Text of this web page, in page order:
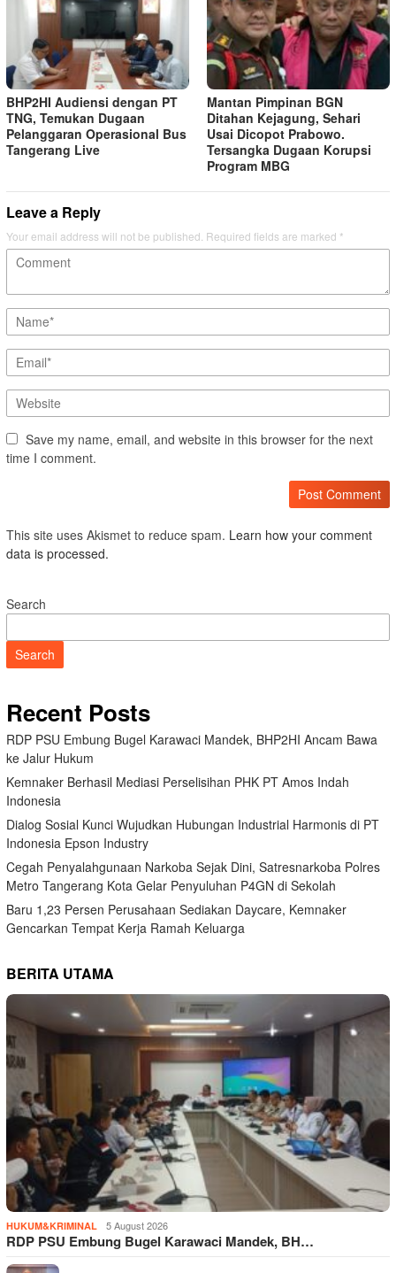
BHP2HI Audiensi dengan PT
TNG, Temukan Dugaan
Pelanggaran Operasional Bus
Tangerang Live
Mantan Pimpinan BGN
Ditahan Kejagung, Sehari
Usai Dicopot Prabowo.
Tersangka Dugaan Korupsi
Program MBG
Leave a Reply
Your email address will not be published. Required fields are marked *
Save my name, email, and website in this browser for the next
time I comment.
This site uses Akismet to reduce spam. Learn how your comment
data is processed.
Search
Search
Recent Posts
RDP PSU Embung Bugel Karawaci Mandek, BHP2HI Ancam Bawa
ke Jalur Hukum
Kemnaker Berhasil Mediasi Perselisihan PHK PT Amos Indah
Indonesia
Dialog Sosial Kunci Wujudkan Hubungan Industrial Harmonis di PT
Indonesia Epson Industry
Cegah Penyalahgunaan Narkoba Sejak Dini, Satresnarkoba Polres
Metro Tangerang Kota Gelar Penyuluhan P4GN di Sekolah
Baru 1,23 Persen Perusahaan Sediakan Daycare, Kemnaker
Gencarkan Tempat Kerja Ramah Keluarga
BERITA UTAMA
HUKUM&KRIMINAL 5 August 2026
RDP PSU Embung Bugel Karawaci Mandek, BH…